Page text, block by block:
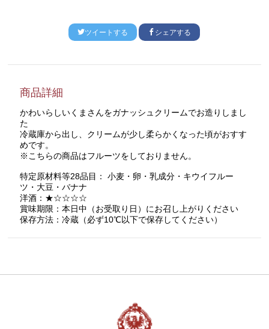
ツイートする シェアする
商品詳細
かわいらしいくまさんをガナッシュクリームでお造りしまし
た
冷蔵庫から出し、クリームが少し柔らかくなった頃がおすす
めです。
※こちらの商品はフルーツをしておりません。
特定原材料等28品目： 小麦・卵・乳成分・キウイフルー
ツ・大豆・バナナ
洋酒：★☆☆☆☆
賞味期限：本日中（お受取り日）にお召し上がりください
保存方法：冷蔵（必ず10℃以下で保存してください）